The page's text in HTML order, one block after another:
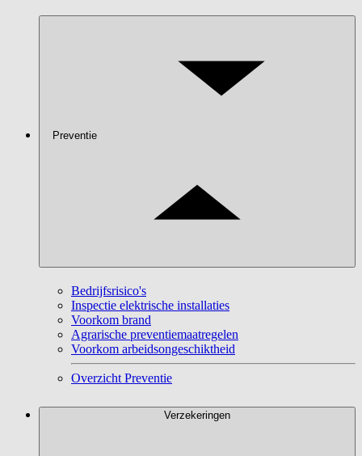
Preventie
Bedrijfsrisico's
Inspectie elektrische installaties
Voorkom brand
Agrarische preventiemaatregelen
Voorkom arbeidsongeschiktheid
Overzicht Preventie
Verzekeringen